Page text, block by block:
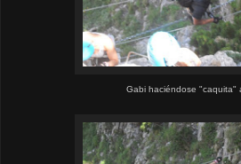
Gabi haciéndose "caquita"